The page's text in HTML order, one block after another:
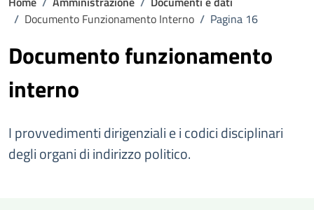
/ Documento Funzionamento Interno / Pagina 16
Documento funzionamento
interno
I provvedimenti dirigenziali e i codici disciplinari
degli organi di indirizzo politico.